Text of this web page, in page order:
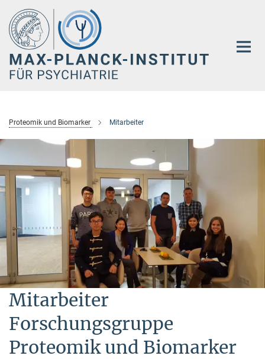
Hauptinhalt
Proteomik und Biomarker Mitarbeiter
Mitarbeiter
Forschungsgruppe
Proteomik und Biomarker